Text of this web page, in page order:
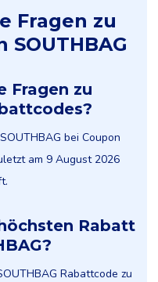
Fragen zu
Fragen zu
bei Coupon
am 9 August 2026
Rabatt
Rabattcode zu